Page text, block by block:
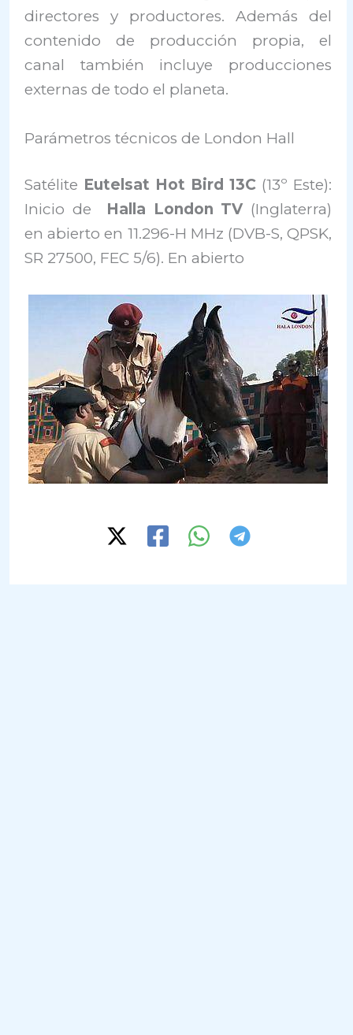
directores y productores. Además del
contenido de producción propia, el
canal también incluye producciones
externas de todo el planeta.
Parámetros técnicos de London Hall
Satélite Eutelsat Hot Bird 13C (13º Este):
Inicio de Halla London TV (Inglaterra)
en abierto en 11.296-H MHz (DVB-S, QPSK,
SR 27500, FEC 5/6). En abierto